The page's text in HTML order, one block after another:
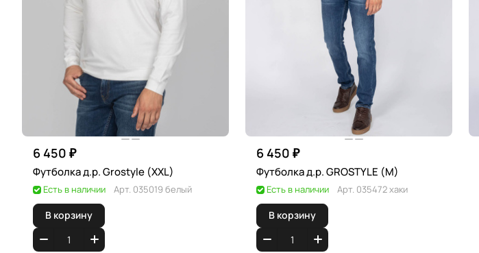
6 450 ₽
Футболка д.р. Grostyle (XXL)
Есть в наличии Арт. 035019 белый
В корзину
6 450 ₽
Футболка д.р. GROSTYLE (M)
Есть в наличии Арт. 035472 хаки
В корзину